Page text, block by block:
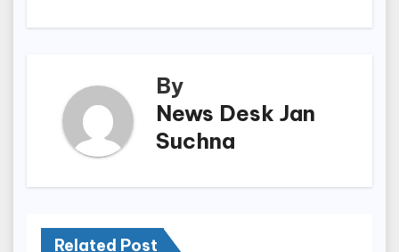
k
By
News Desk Jan
Suchna
Related Post